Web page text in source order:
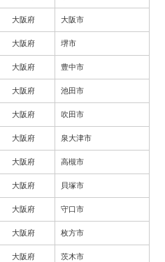
大阪府 大阪市
大阪府 堺市
大阪府 豊中市
大阪府 池田市
大阪府 吹田市
大阪府 泉大津市
大阪府 高槻市
大阪府 貝塚市
大阪府 守口市
大阪府 枚方市
大阪府 茨木市